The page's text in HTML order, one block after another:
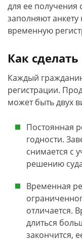
для ее получения
заполняют
временную
Как
Каждый
регистрации.
может быть двух
Постоянная
годности.
снимается с
решению
Временная
отличается.
длиться
закончится,